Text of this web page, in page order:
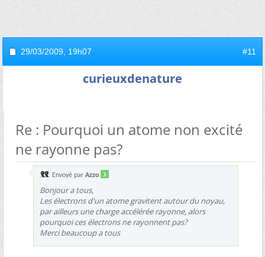
29/03/2009, 19h07 #11
curieuxdenature
Re : Pourquoi un atome non excité
ne rayonne pas?
Envoyé par Azzo
Bonjour a tous,
Les électrons d'un atome gravitent autour du noyau,
par ailleurs une charge accélérée rayonne, alors
pourquoi ces électrons ne rayonnent pas?
Merci beaucoup a tous